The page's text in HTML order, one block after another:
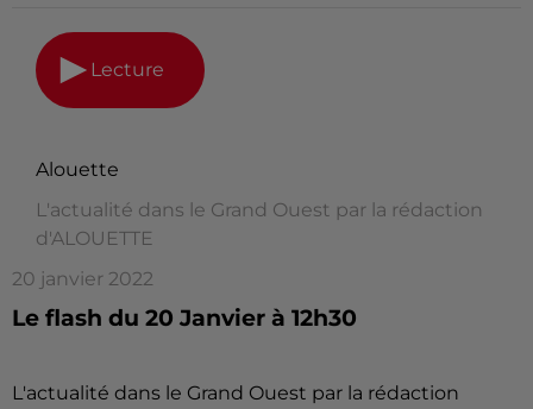
Lecture
Alouette
L'actualité dans le Grand Ouest par la rédaction
d'ALOUETTE
20 janvier 2022
Le flash du 20 Janvier à 12h30
L'actualité dans le Grand Ouest par la rédaction